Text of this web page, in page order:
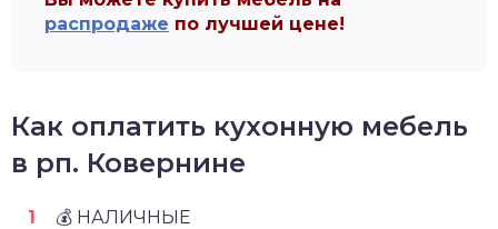
распродаже по лучшей цене!
Как оплатить кухонную мебель
в рп. Ковернине
💰 НАЛИЧНЫЕ